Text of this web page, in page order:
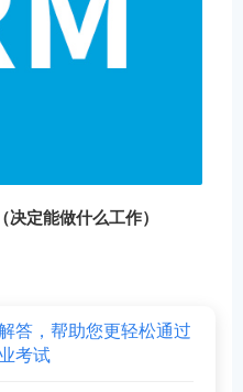
定能做什么工作）
答，帮助您更轻松通过
考试